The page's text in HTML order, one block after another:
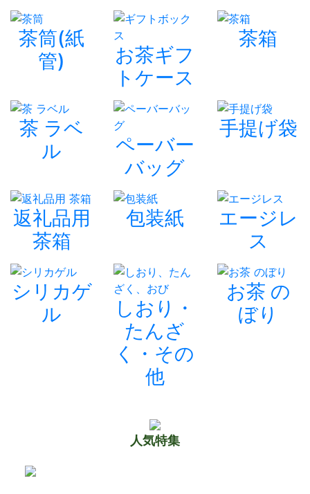
茶筒(紙
管)
お茶ギフ
トケース
茶箱
茶 ラベ
ル
ペーバー
バッグ
手提げ袋
返礼品用
茶箱
包装紙
エージレ
ス
シリカゲ
ル
しおり・
たんざ
く・その
他
お茶 の
ぼり
人気特集